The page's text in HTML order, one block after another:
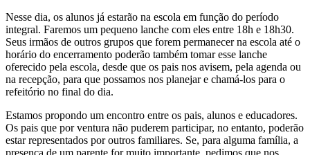
Nesse dia, os alunos já estarão na escola em função do período
integral. Faremos um pequeno lanche com eles entre 18h e 18h30.
Seus irmãos de outros grupos que forem permanecer na escola até o
horário do encerramento poderão também tomar esse lanche
oferecido pela escola, desde que os pais nos avisem, pela agenda ou
na recepção, para que possamos nos planejar e chamá-los para o
refeitório no final do dia.
Estamos propondo um encontro entre os pais, alunos e educadores.
Os pais que por ventura não puderem participar, no entanto, poderão
estar representados por outros familiares. Se, para alguma família, a
presença de um parente for muito importante, pedimos que nos